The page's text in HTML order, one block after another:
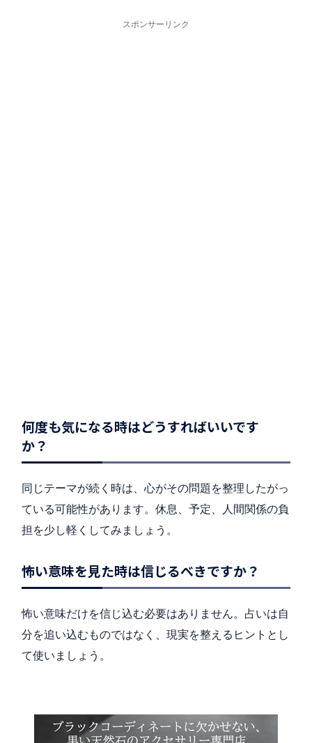
スポンサーリンク
何度も気になる時はどうすればいいです
か？
同じテーマが続く時は、心がその問題を整理したがっ
ている可能性があります。休息、予定、人間関係の負
担を少し軽くしてみましょう。
怖い意味を見た時は信じるべきですか？
怖い意味だけを信じ込む必要はありません。占いは自
分を追い込むものではなく、現実を整えるヒントとし
て使いましょう。